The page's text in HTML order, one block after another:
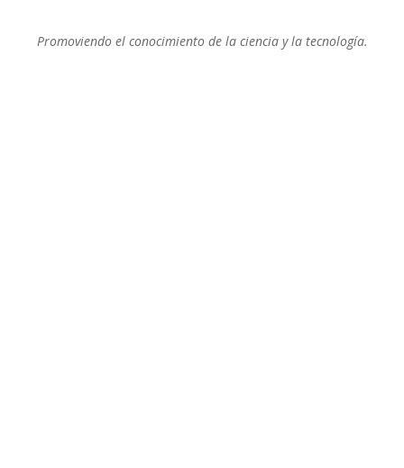
Promoviendo el conocimiento de la ciencia y la tecnología.